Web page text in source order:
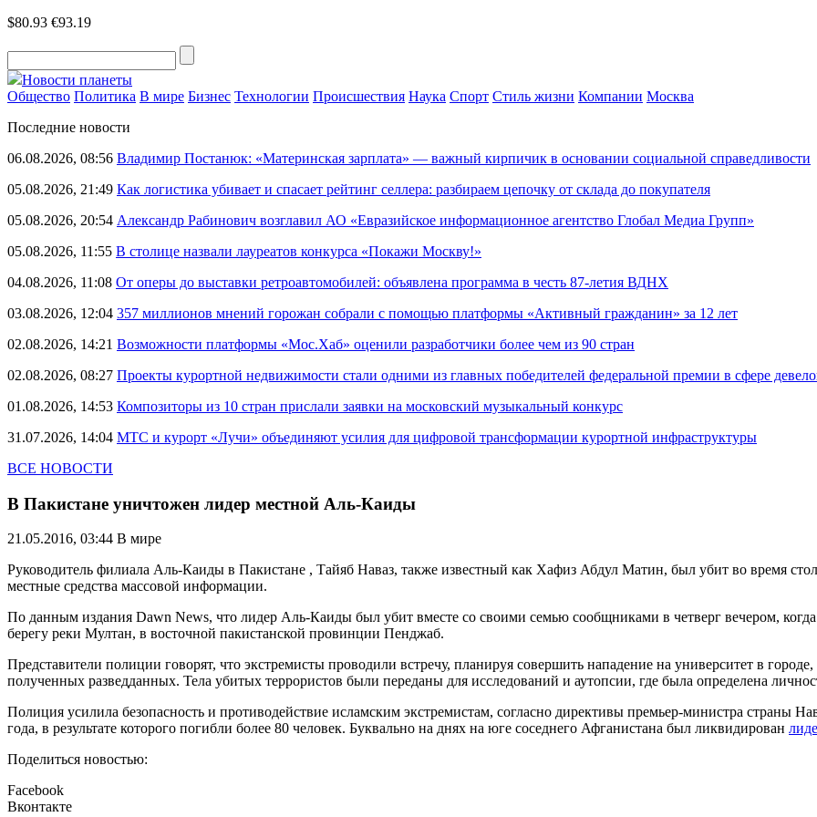
$80.93 €93.19
Новости планеты
Общество Политика В мире Бизнес Технологии Происшествия Наука Спорт Стиль жизни Компании Москва
Последние новости
06.08.2026, 08:56 Владимир Постанюк: «Материнская зарплата» — важный кирпичик в основании социальной справедливости
05.08.2026, 21:49 Как логистика убивает и спасает рейтинг селлера: разбираем цепочку от склада до покупателя
05.08.2026, 20:54 Александр Рабинович возглавил АО «Евразийское информационное агентство Глобал Медиа Групп»
05.08.2026, 11:55 В столице назвали лауреатов конкурса «Покажи Москву!»
04.08.2026, 11:08 От оперы до выставки ретроавтомобилей: объявлена программа в честь 87-летия ВДНХ
03.08.2026, 12:04 357 миллионов мнений горожан собрали с помощью платформы «Активный гражданин» за 12 лет
02.08.2026, 14:21 Возможности платформы «Мос.Хаб» оценили разработчики более чем из 90 стран
02.08.2026, 08:27 Проекты курортной недвижимости стали одними из главных победителей федеральной премии в сфере
01.08.2026, 14:53 Композиторы из 10 стран прислали заявки на московский музыкальный конкурс
31.07.2026, 14:04 МТС и курорт «Лучи» объединяют усилия для цифровой трансформации курортной инфраструктуры
ВСЕ НОВОСТИ
В Пакистане уничтожен лидер местной Аль-Каиды
21.05.2016, 03:44 В мире
Руководитель филиала Аль-Каиды в Пакистане , Тайяб Наваз, также известный как Хафиз Абдул Матин, был убит во время
местные средства массовой информации.
По данным издания Dawn News, что лидер Аль-Каиды был убит вместе со своими семью сообщниками в четверг вечером,
берегу реки Мултан, в восточной пакистанской провинции Пенджаб.
Представители полиции говорят, что экстремисты проводили встречу, планируя совершить нападение на университет в
полученных разведданных. Тела убитых террористов были переданы для исследований и аутопсии, где была определена
Полиция усилила безопасность и противодействие исламским экстремистам, согласно директивы премьер-министра страны
года, в результате которого погибли более 80 человек. Буквально на днях на юге соседнего Афганистана был ликвидирован
Поделиться новостью:
Facebook
Вконтакте